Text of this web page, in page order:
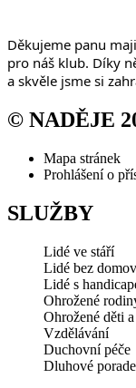
Děkujeme panu
pro náš klub. Díky
a skvěle jsme si
© NADĚJE
Mapa stránek
Prohlášení o
SLUŽBY
Lidé ve stáří
Lidé bez
Lidé s
Ohrožené
Ohrožené děti
Vzdělávání
Duchovní péče
Dluhové